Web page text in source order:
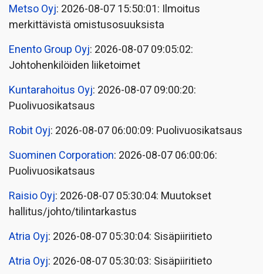
Metso Oyj: 2026-08-07 15:50:01: Ilmoitus
merkittävistä omistusosuuksista
Enento Group Oyj: 2026-08-07 09:05:02:
Johtohenkilöiden liiketoimet
Kuntarahoitus Oyj: 2026-08-07 09:00:20:
Puolivuosikatsaus
Robit Oyj: 2026-08-07 06:00:09: Puolivuosikatsaus
Suominen Corporation: 2026-08-07 06:00:06:
Puolivuosikatsaus
Raisio Oyj: 2026-08-07 05:30:04: Muutokset
hallitus/johto/tilintarkastus
Atria Oyj: 2026-08-07 05:30:04: Sisäpiiritieto
Atria Oyj: 2026-08-07 05:30:03: Sisäpiiritieto